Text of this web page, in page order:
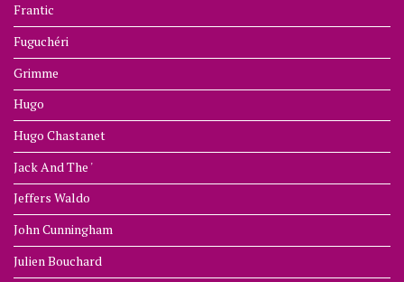
Frantic
Fuguchéri
Grimme
Hugo
Hugo Chastanet
Jack And The '
Jeffers Waldo
John Cunningham
Julien Bouchard